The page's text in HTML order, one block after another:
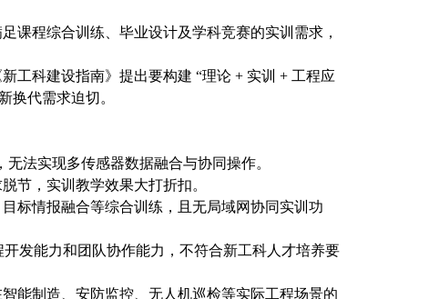
课程综合训练、毕业设计及学科竞赛的实训需求，
工科建设指南》提出要构建 “理论 + 实训 + 工程应
换代需求迫切。
法实现多传感器数据融合与协同操作。
节，实训教学效果大打折扣。
标情报融合等综合训练，且无局域网协同实训功
发能力和团队协作能力，不符合新工科人才培养要
能制造、安防监控、无人机巡检等实际工程场景的